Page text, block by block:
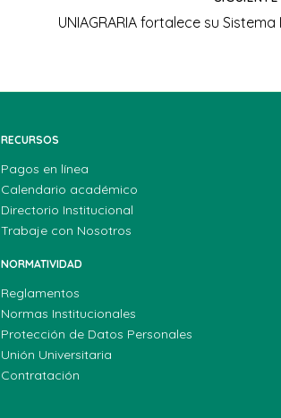
RECURSOS
Pagos en línea
Calendario académico
Directorio Institucional
Trabaje con Nosotros
NORMATIVIDAD
Reglamentos
Normas Institucionales
Protección de Datos Personales
Unión Universitaria
Contratación